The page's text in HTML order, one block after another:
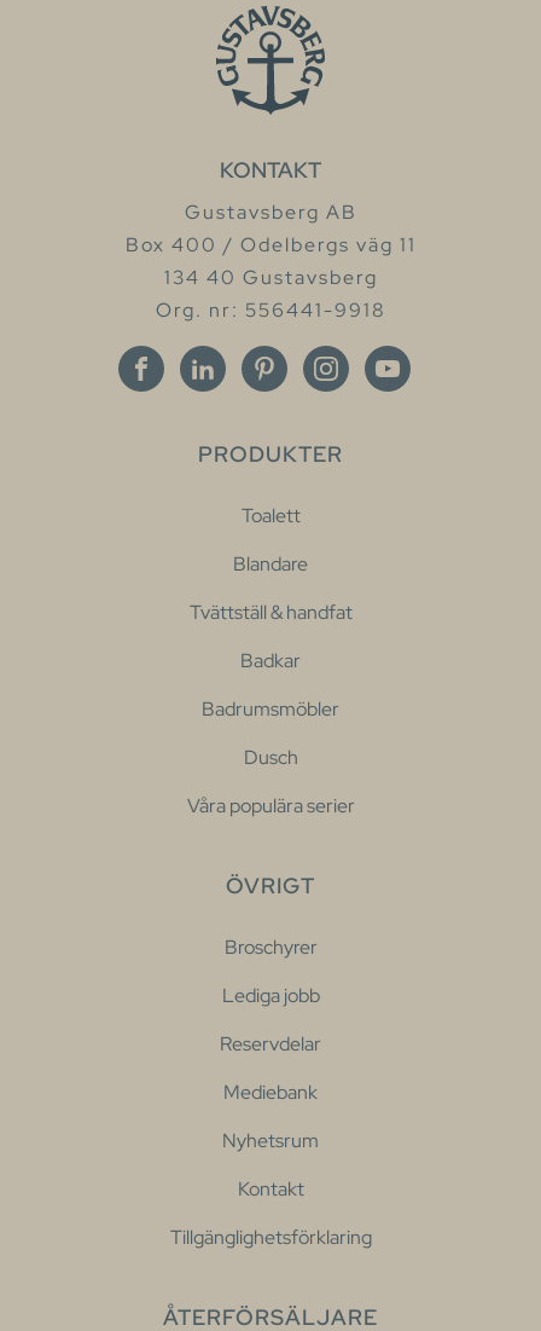
KONTAKT
Gustavsberg AB
Box 400 / Odelbergs väg 11
134 40 Gustavsberg
Org. nr: 556441-9918
PRODUKTER
Toalett
Blandare
Tvättställ & handfat
Badkar
Badrumsmöbler
Dusch
Våra populära serier
ÖVRIGT
Broschyrer
Lediga jobb
Reservdelar
Mediebank
Nyhetsrum
Kontakt
Tillgänglighetsförklaring
ÅTERFÖRSÄLJARE